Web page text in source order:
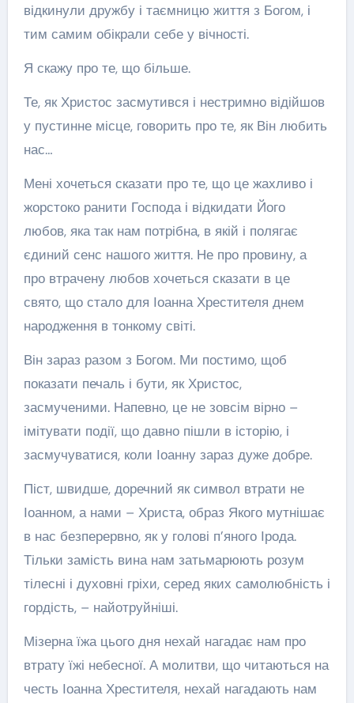
відкинули дружбу і таємницю життя з Богом, і
тим самим обікрали себе у вічності.
Я скажу про те, що більше.
Те, як Христос засмутився і нестримно відійшов
у пустинне місце, говорить про те, як Він любить
нас…
Мені хочеться сказати про те, що це жахливо і
жорстоко ранити Господа і відкидати Його
любов, яка так нам потрібна, в якій і полягає
єдиний сенс нашого життя. Не про провину, а
про втрачену любов хочеться сказати в це
свято, що стало для Іоанна Хрестителя днем
народження в тонкому світі.
Він зараз разом з Богом. Ми постимо, щоб
показати печаль і бути, як Христос,
засмученими. Напевно, це не зовсім вірно –
імітувати події, що давно пішли в історію, і
засмучуватися, коли Іоанну зараз дуже добре.
Піст, швидше, доречний як символ втрати не
Іоанном, а нами – Христа, образ Якого мутнішає
в нас безперервно, як у голові п’яного Ірода.
Тільки замість вина нам затьмарюють розум
тілесні і духовні гріхи, серед яких самолюбність і
гордість, – найотруйніші.
Мізерна їжа цього дня нехай нагадає нам про
втрату їжі небесної. А молитви, що читаються на
честь Іоанна Хрестителя, нехай нагадають нам